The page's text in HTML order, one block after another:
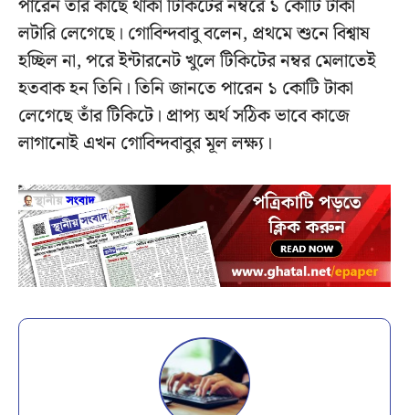
পারেন তাঁর কাছে থাকা টিকিটের নম্বরে ১ কোটি টাকা
লটারি লেগেছে। গোবিন্দবাবু বলেন, প্রথমে শুনে বিশ্বাষ
হচ্ছিল না, পরে ইন্টারনেট খুলে টিকিটের নম্বর মেলাতেই
হতবাক হন তিনি। তিনি জানতে পারেন ১ কোটি টাকা
লেগেছে তাঁর টিকিটে। প্রাপ্য অর্থ সঠিক ভাবে কাজে
লাগানোই এখন গোবিন্দবাবুর মূল লক্ষ্য।